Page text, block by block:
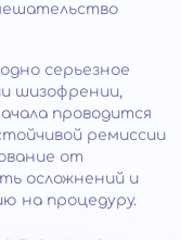
серьезное
шизофрении,
проводится
ремиссии
от
осложнений и
на процедуру.